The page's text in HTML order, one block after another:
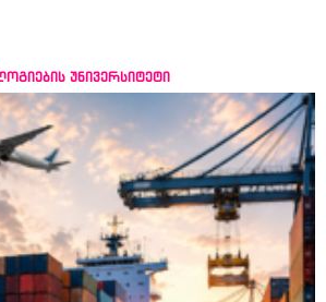
უნივერსიტეტი